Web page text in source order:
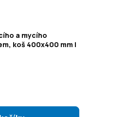
a mycího
koš 400x400 mm |